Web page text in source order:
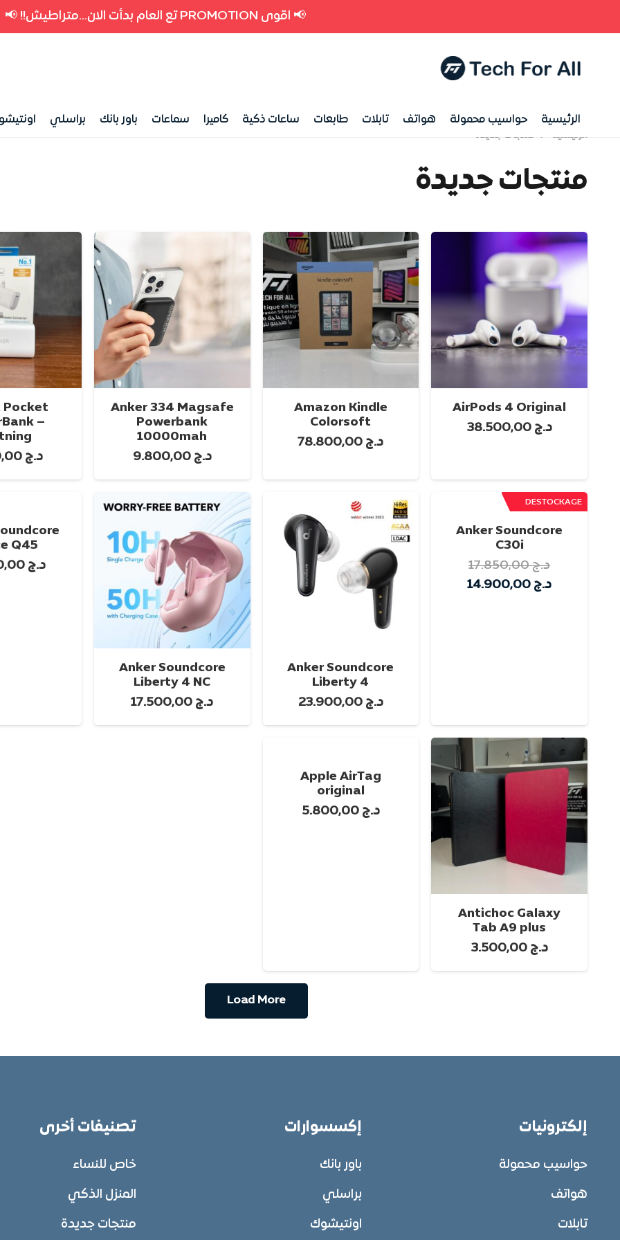
📢 اقوى PROMOTION تع العام بدأت الان...متراطيش!! 📢
الرئيسية حواسيب محمولة هواتف تابلات طابعات ساعات ذكية كاميرا سماعات باور بانك براسلي
الرئيسية / منتجات جديدة
منتجات جديدة
AirPods 4 Original
د.ج 38.500,00
تحديد أحد الخيارات
Amazon Kindle
Colorsoft
د.ج
Anker 334 Magsafe
Powerbank
10000mah
د.ج 9.800,00
تحديد أحد الخيارات
Pocket
–
د.ج 9.500,00
تحديد أحد
DESTOCKAGE
Anker Soundcore
C30i
د.ج17.850,00
السعر
د.ج
السعر
Anker Soundcore
Liberty 4
د.ج 23.900,00
تحديد أحد الخيارات
Anker Soundcore
Liberty 4 NC
د.ج
تحديد أحد الخيارات
Q45
د.ج
Antichoc Galaxy
Tab A9 plus
د.ج 3.500,00
تحديد أحد الخيارات
Apple AirTag
original
د.ج 5.800,00
Load More
إلكترونيات
حواسيب محمولة
هواتف
تابلات
إكسسوارات
باور بانك
براسلي
اونتيشوك
تصنيفات أخرى
خاص للنساء
المنزل الذكي
منتجات جديدة